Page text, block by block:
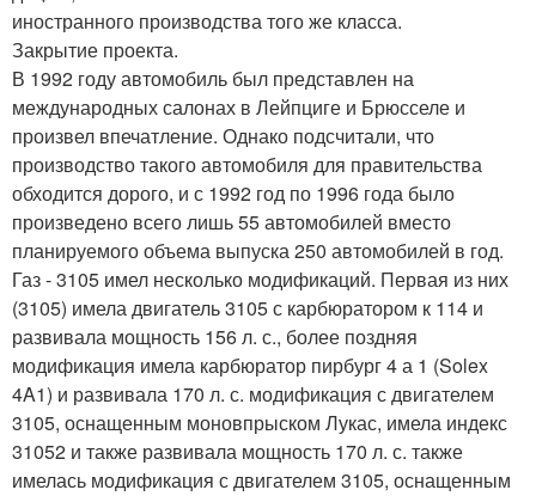
иностранного производства того же класса.
Закрытие проекта.
В 1992 году автомобиль был представлен на
международных салонах в Лейпциге и Брюсселе и
произвел впечатление. Однако подсчитали, что
производство такого автомобиля для правительства
обходится дорого, и с 1992 год по 1996 года было
произведено всего лишь 55 автомобилей вместо
планируемого объема выпуска 250 автомобилей в год.
Газ - 3105 имел несколько модификаций. Первая из них
(3105) имела двигатель 3105 с карбюратором к 114 и
развивала мощность 156 л. с., более поздняя
модификация имела карбюратор пирбург 4 а 1 (Solex
4A1) и развивала 170 л. с. модификация с двигателем
3105, оснащенным моновпрыском Лукас, имела индекс
31052 и также развивала мощность 170 л. с. также
имелась модификация с двигателем 3105, оснащенным